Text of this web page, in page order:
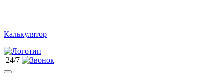
Калькулятор
24/7